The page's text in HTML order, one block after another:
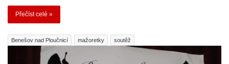
Přečíst celé »
Benešov nad Ploučnicí mažoretky soutěž